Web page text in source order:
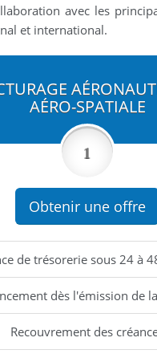
avec les
et international.
AÉRO-SPATIALE
1
Obtenir une offre
de trésorerie sous 24 à
dès l'émission de
Recouvrement des